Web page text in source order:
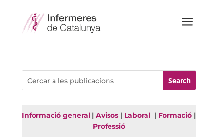
a
Informació general |Avisos | Laboral | Formació |
Professió